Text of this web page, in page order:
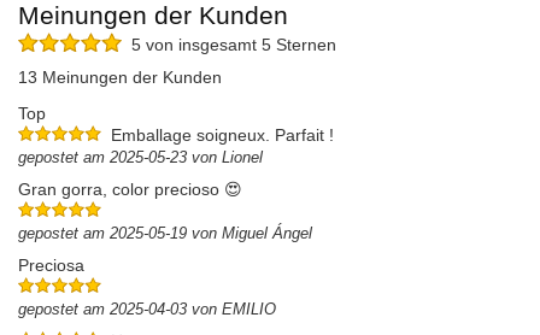
Meinungen der Kunden
5 von insgesamt 5 Sternen
13 Meinungen der Kunden
Top
Emballage soigneux. Parfait !
gepostet am 2025-05-23 von Lionel
Gran gorra, color precioso 😍
gepostet am 2025-05-19 von Miguel Ángel
Preciosa
gepostet am 2025-04-03 von EMILIO